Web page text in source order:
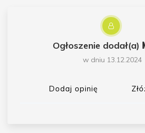
Ogłoszenie dodał(a)
w dniu 13.12.2024
Dodaj opinię